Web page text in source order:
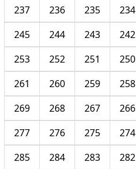
234
235
236
237
242
243
244
245
250
251
252
253
258
259
260
261
266
267
268
269
274
275
276
277
282
283
284
285